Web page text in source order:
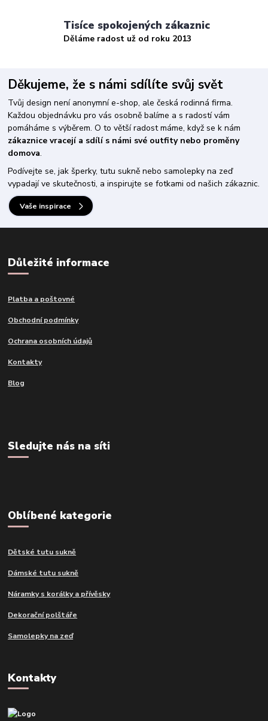
Tisíce spokojených zákaznic
Děláme radost už od roku 2013
Děkujeme, že s námi sdílíte svůj svět
Tvůj design není anonymní e-shop, ale česká rodinná firma.
Každou objednávku pro vás osobně balíme a s radostí vám
pomáháme s výběrem. O to větší radost máme, když se k nám
zákaznice vracejí a sdílí s námi své outfity nebo proměny
domova.
Podívejte se, jak šperky, tutu sukně nebo samolepky na zeď
vypadají ve skutečnosti, a inspirujte se fotkami od našich zákaznic.
Vaše inspirace
Důležité informace
Platba a poštovné
Obchodní podmínky
Ochrana osobních údajů
Kontakty
Blog
Sledujte nás na síti
Oblíbené kategorie
Dětské tutu sukně
Dámské tutu sukně
Náramky s korálky a přívěsky
Dekorační polštáře
Samolepky na zeď
Kontakty